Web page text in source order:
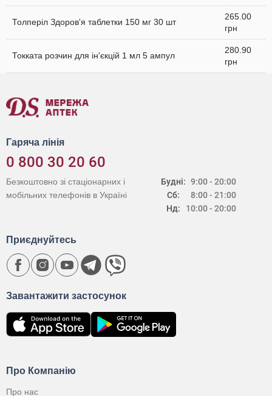
Толперіл Здоров'я таблетки 150 мг 30 шт
265.00
грн
Токката розчин для ін'єкцій 1 мл 5 ампул
280.90
грн
Гаряча лінія
0 800 30 20 60
Будні:
Сб:
Нд:
9:00 - 20:00
8:00 - 21:00
10:00 - 20:00
Безкоштовно зі стаціонарних і
мобільних телефонів в Україні
Про Компанію
Про нас
Завантажити застосунок
Приєднуйтесь